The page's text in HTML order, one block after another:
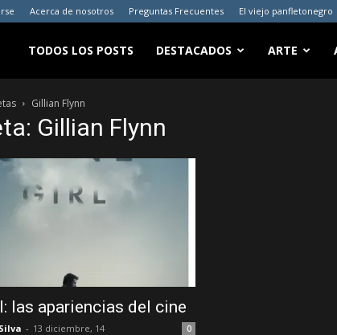
Acerca de nosotros Preguntas Frecuentes El viejo panfletonegro
panfletonegro
TODOS LOS POSTS DESTACADOS ARTE
Gillian Flynn
Gillian Flynn
las apariencias del cine
- 13 diciembre, 14 0